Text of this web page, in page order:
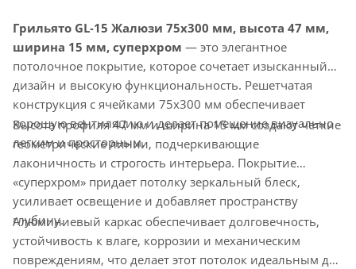
Грильято GL-15 Жалюзи 75x300 мм, высота 47 мм,
ширина 15 мм, суперхром — это элегантное
потолочное покрытие, которое сочетает изысканный
дизайн и высокую функциональность. Решетчатая
конструкция с ячейками 75x300 мм обеспечивает
хорошую вентиляцию и делает помещение визуально
легким и просторным.
Высота профиля 47 мм и ширина 15 мм создают четкие
геометрические линии, подчеркивающие
лаконичность и строгость интерьера. Покрытие
«суперхром» придает потолку зеркальный блеск,
усиливает освещение и добавляет пространству
глубину.
Алюминиевый каркас обеспечивает долговечность,
устойчивость к влаге, коррозии и механическим
повреждениям, что делает этот потолок идеальным для